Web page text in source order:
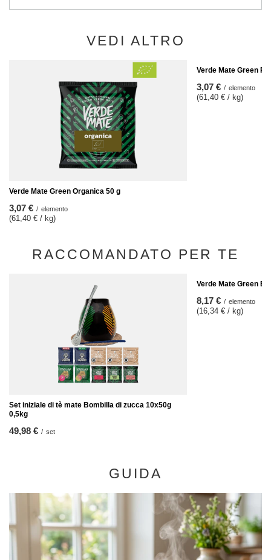
VEDI ALTRO
Verde Mate Green Organica 50 g
3,07 € / elemento
(61,40 € / kg)
Verde Mate Green
3,07 € / elemento
(61,40 € / kg)
RACCOMANDATO PER TE
Set iniziale di tè mate Bombilla di zucca 10x50g
0,5kg
49,98 € / set
Verde Mate Green
8,17 € / elemento
(16,34 € / kg)
GUIDA